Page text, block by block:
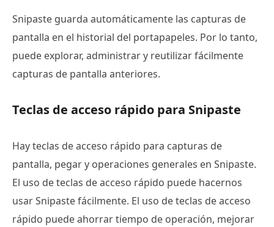
Snipaste guarda automáticamente las capturas de
pantalla en el historial del portapapeles. Por lo tanto,
puede explorar, administrar y reutilizar fácilmente
capturas de pantalla anteriores.
Teclas de acceso rápido para Snipaste
Hay teclas de acceso rápido para capturas de
pantalla, pegar y operaciones generales en Snipaste.
El uso de teclas de acceso rápido puede hacernos
usar Snipaste fácilmente. El uso de teclas de acceso
rápido puede ahorrar tiempo de operación, mejorar